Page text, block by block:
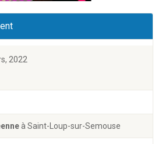
2022
à Saint-Loup-sur-Semouse